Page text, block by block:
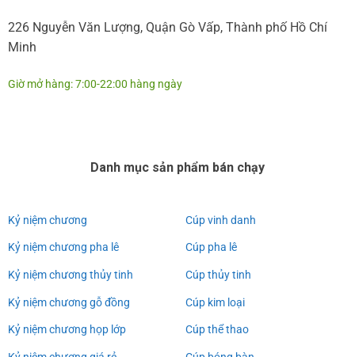
226 Nguyễn Văn Lượng, Quận Gò Vấp, Thành phố Hồ Chí
Minh
Giờ mở hàng: 7:00-22:00 hàng ngày
Danh mục sản phẩm bán chạy
Kỷ niệm chương
Kỷ niệm chương pha lê
Kỷ niệm chương thủy tinh
Kỷ niệm chương gỗ đồng
Kỷ niệm chương họp lớp
Cúp vinh danh
Cúp pha lê
Cúp thủy tinh
Cúp kim loại
Cúp thể thao